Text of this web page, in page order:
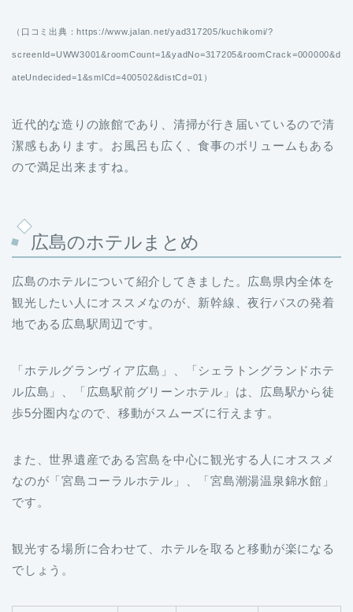
（口コミ出典：https://www.jalan.net/yad317205/kuchikomi/?
screenId=UWW3001&roomCount=1&yadNo=317205&roomCrack=000000&d
ateUndecided=1&smlCd=400502&distCd=01）
近代的な造りの旅館であり、清掃が行き届いているので清
潔感もあります。お風呂も広く、食事のボリュームもある
ので満足出来ますね。
広島のホテルまとめ
広島のホテルについて紹介してきました。広島県内全体を
観光したい人にオススメなのが、新幹線、夜行バスの発着
地である広島駅周辺です。
「ホテルグランヴィア広島」、「シェラトングランドホテ
ル広島」、「広島駅前グリーンホテル」は、広島駅から徒
歩5分圏内なので、移動がスムーズに行えます。
また、世界遺産である宮島を中心に観光する人にオススメ
なのが「宮島コーラルホテル」、「宮島潮湯温泉錦水館」
です。
観光する場所に合わせて、ホテルを取ると移動が楽になる
でしょう。